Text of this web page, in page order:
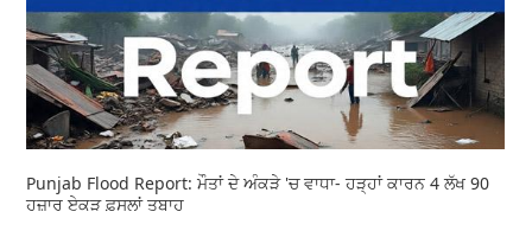
Punjab Flood Report: ਮੌਤਾਂ ਦੇ ਅੰਕੜੇ 'ਚ ਵਾਧਾ- ਹੜ੍ਹਾਂ ਕਾਰਨ 4 ਲੱਖ 90
ਹਜ਼ਾਰ ਏਕੜ ਫ਼ਸਲਾਂ ਤਬਾਹ